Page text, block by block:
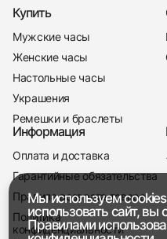
+7 916
Мы
Купить
Мужские часы
Женские часы
Настольные часы
Украшения
Ремешки и браслеты
Информация
Оплата и доставка
Гарантийные обязательства
Правила возврата товара
Политика
конфиденциальности
Мы используем
использовать сайт, вы
Правилами